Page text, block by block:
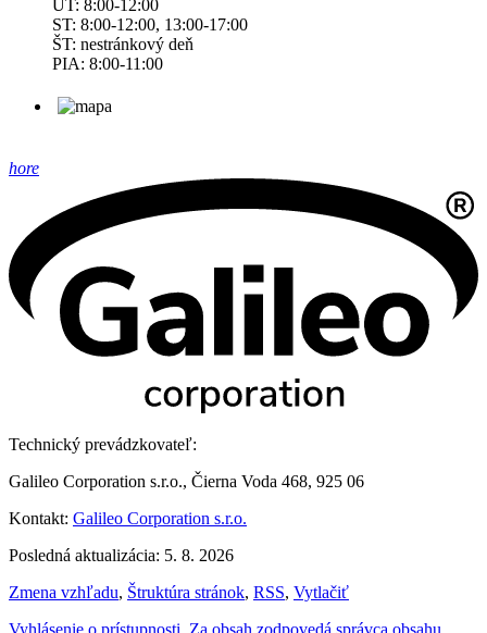
UT: 8:00-12:00
ST: 8:00-12:00, 13:00-17:00
ŠT: nestránkový deň
PIA: 8:00-11:00
hore
Technický prevádzkovateľ:
Galileo Corporation s.r.o., Čierna Voda 468, 925 06
Kontakt: Galileo Corporation s.r.o.
Posledná aktualizácia: 5. 8. 2026
Zmena vzhľadu, Štruktúra stránok, RSS, Vytlačiť
Vyhlásenie o prístupnosti Za obsah zodpovedá správca obsahu